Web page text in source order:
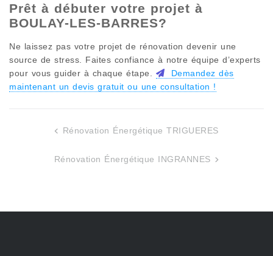
Prêt à débuter votre projet à
BOULAY-LES-BARRES?
Ne laissez pas votre projet de rénovation devenir une
source de stress. Faites confiance à notre équipe d’experts
pour vous guider à chaque étape.
Demandez dès
maintenant un devis gratuit ou une consultation !
Rénovation Énergétique TRIGUERES
Rénovation Énergétique INGRANNES